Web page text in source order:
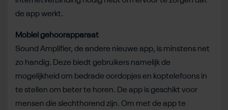
de app werkt.
Mobiel gehoorapparaat
Sound Amplifier, de andere nieuwe app, is minstens net
zo handig. Deze biedt gebruikers namelijk de
mogelijkheid om bedrade oordopjes en koptelefoons in
te stellen om beter te horen. De app is geschikt voor
mensen die slechthorend zijn. Om met de app te